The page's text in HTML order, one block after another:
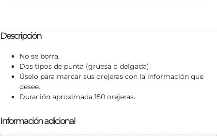
Descripción
No se borra.
Dos tipos de punta (gruesa o delgada).
Úselo para marcar sus orejeras con la información que
desee.
Duración aproximada 150 orejeras.
Información adicional